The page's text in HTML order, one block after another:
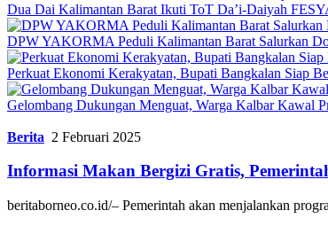
Dua Dai Kalimantan Barat Ikuti ToT Da’i-Daiyah
DPW YAKORMA Peduli Kalimantan Barat Salurkan
Perkuat Ekonomi Kerakyatan, Bupati Bangkalan Siap
Gelombang Dukungan Menguat, Warga Kalbar Kawal
Berita 2 Februari 2025
Informasi Makan Bergizi Gratis,
beritaborneo.co.id/– Pemerintah akan menjalankan